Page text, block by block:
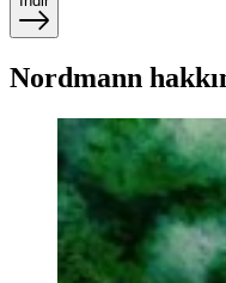
Nordmann